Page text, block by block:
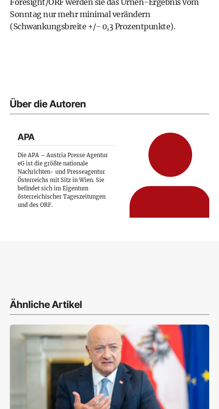
Foresight/ORF werden sie das Urnen-Ergebnis vom
Sonntag nur mehr minimal verändern
(Schwankungsbreite +/− 0,3 Prozentpunkte).
Über die Autoren
APA
Die APA – Austria Presse Agentur
eG ist die größte nationale
Nachrichten- und Presseagentur
Österreichs mit Sitz in Wien. Sie
befindet sich im Eigentum
österreichischer Tageszeitungen
und des ORF.
Ähnliche Artikel